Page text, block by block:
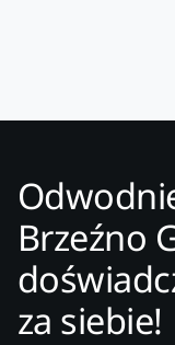
Brzeźno
za siebie!